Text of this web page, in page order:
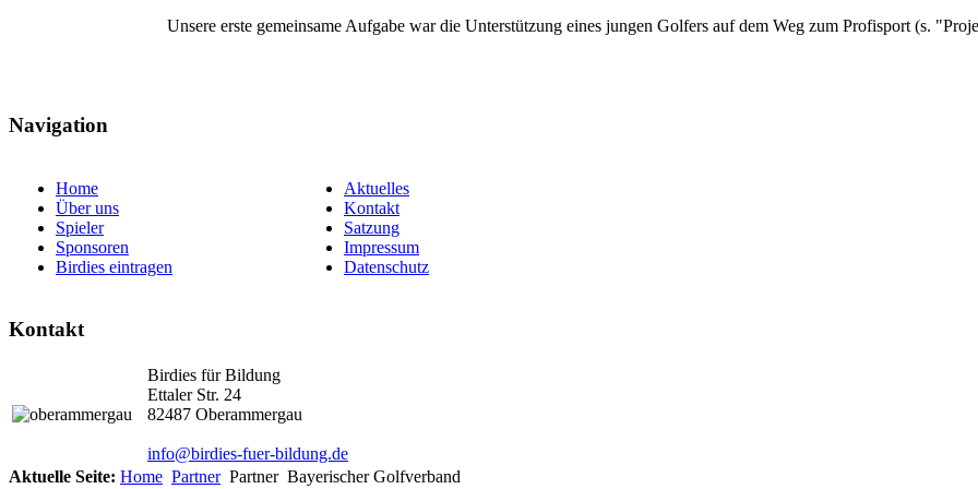
Unsere erste gemeinsame Aufgabe war die Unterstützung eines jungen Golfers auf dem Weg zum Profisport (s.
Navigation
Home
Über uns
Spieler
Sponsoren
Birdies eintragen
Aktuelles
Kontakt
Satzung
Impressum
Datenschutz
Kontakt
Birdies für Bildung
Ettaler Str. 24
82487 Oberammergau
info@birdies-fuer-bildung.de
Aktuelle Seite: Home Partner Partner Bayerischer Golfverband